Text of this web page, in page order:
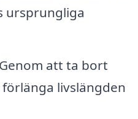
ursprungliga
att ta bort
livslängden